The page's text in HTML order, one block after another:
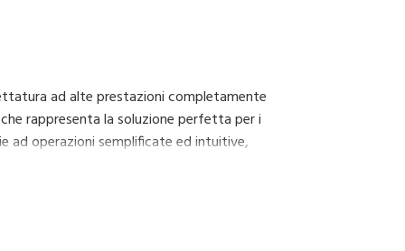
ad alte prestazioni completamente
rappresenta la soluzione perfetta per i
ad operazioni semplificate ed intuitive,
impatto ambientale.